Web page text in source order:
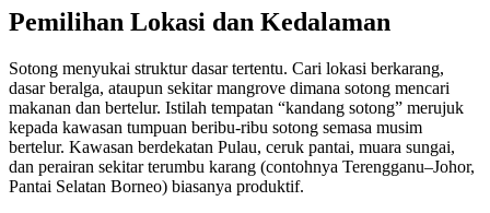
Pemilihan Lokasi dan Kedalaman
Sotong menyukai struktur dasar tertentu. Cari lokasi berkarang,
dasar beralga, ataupun sekitar mangrove dimana sotong mencari
makanan dan bertelur. Istilah tempatan “kandang sotong” merujuk
kepada kawasan tumpuan beribu-ribu sotong semasa musim
bertelur. Kawasan berdekatan Pulau, ceruk pantai, muara sungai,
dan perairan sekitar terumbu karang (contohnya Terengganu–Johor,
Pantai Selatan Borneo) biasanya produktif.